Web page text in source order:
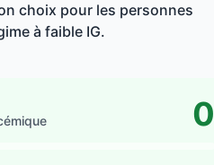
choix pour les personnes
à faible IG.
0